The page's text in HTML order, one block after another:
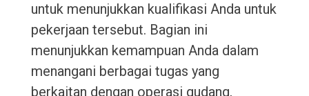
untuk menunjukkan kualifikasi Anda untuk
pekerjaan tersebut. Bagian ini
menunjukkan kemampuan Anda dalam
menangani berbagai tugas yang
berkaitan dengan operasi gudang,